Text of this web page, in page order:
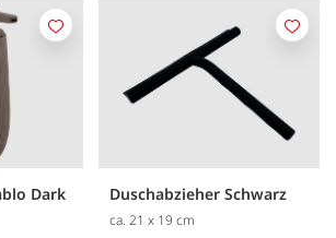
Dark
Merken
Duschabzieher Schwarz
ca. 21 x 19 cm